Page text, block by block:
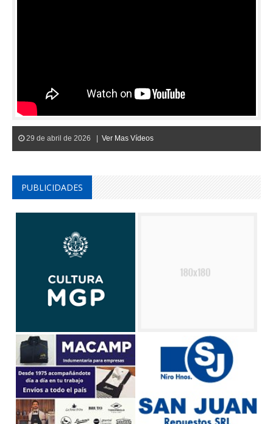
29 de abril de 2026 | Ver Mas Vídeos
PUBLICIDADES